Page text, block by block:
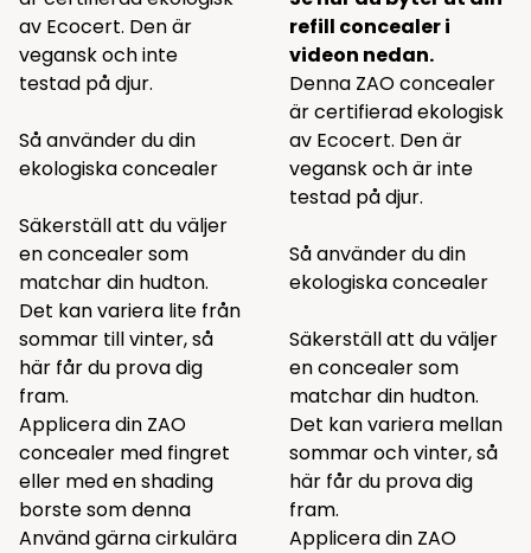
av Ecocert. Den är
vegansk och inte
testad på djur.
Så använder du din
ekologiska concealer
Säkerställ att du väljer
en concealer som
matchar din hudton.
Det kan variera lite från
sommar till vinter, så
här får du prova dig
fram.
Applicera din ZAO
concealer med fingret
eller med en shading
borste somdenna
Använd gärna cirkulära
refill concealer i
videon nedan.
Denna ZAO concealer
är certifierad ekologisk
av Ecocert. Den är
vegansk och är inte
testad på djur.
Så använder du din
ekologiska concealer
Säkerställ att du väljer
en concealer som
matchar din hudton.
Det kan variera mellan
sommar och vinter, så
här får du prova dig
fram.
Applicera din ZAO